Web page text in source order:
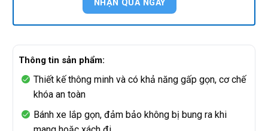
Thông tin sản phẩm:
Thiết kế thông minh và có khả năng gấp gọn, cơ chế
khóa an toàn
Bánh xe lắp gọn, đảm bảo không bị bung ra khi